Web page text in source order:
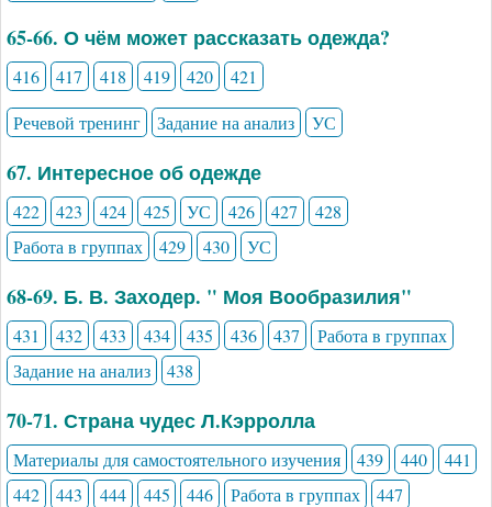
65-66. О чём может рассказать одежда?
416 417 418 419 420
421
Речевой тренинг
Задание на анализ УС
67. Интересное об одежде
422 423 424 425 УС 426 427
428
Работа в группах
429 430 УС
68-69. Б. В. Заходер. " Моя Вообразилия"
431 432 433 434 435 436 437
Работа в группах
Задание на анализ
438
70-71. Страна чудес Л.Кэрролла
Материалы для самостоятельного изучения 439 440
441
442
443 444 445 446 Работа в группах
447